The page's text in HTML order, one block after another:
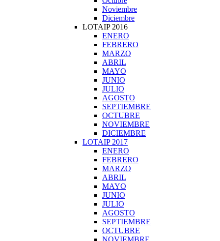
Noviembre
Diciembre
LOTAIP 2016
ENERO
FEBRERO
MARZO
ABRIL
MAYO
JUNIO
JULIO
AGOSTO
SEPTIEMBRE
OCTUBRE
NOVIEMBRE
DICIEMBRE
LOTAIP 2017
ENERO
FEBRERO
MARZO
ABRIL
MAYO
JUNIO
JULIO
AGOSTO
SEPTIEMBRE
OCTUBRE
NOVIEMBRE